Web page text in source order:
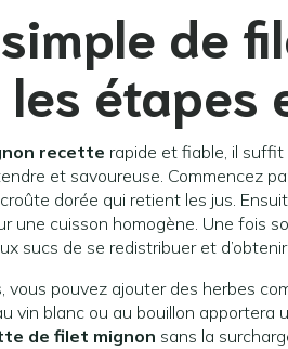
de
les étapes
recette rapide et fiable, il
et savoureuse. Commencez
dorée qui retient les jus.
une cuisson homogène. Une fois
sucs de se redistribuer et
vous pouvez ajouter des herbes
vin blanc ou au bouillon
de filet mignon sans la